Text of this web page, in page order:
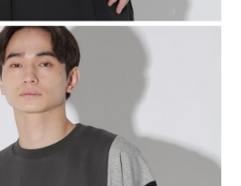
用他人資訊註冊。若發現惡意使用之情形，
止該用戶之使用額度並採取法律行動。